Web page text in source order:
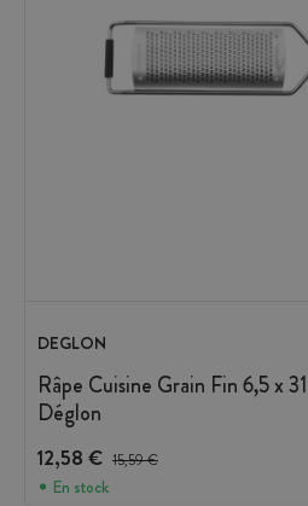
DEGLON
Râpe Cuisine Grain Fin 6,5 x
Déglon
12,58 € Prix avant réduction :
15,59 €
En stock